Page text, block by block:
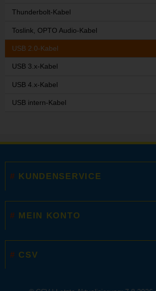
Thunderbolt-Kabel
Toslink, OPTO Audio-Kabel
USB 2.0-Kabel
USB 3.x-Kabel
USB 4.x-Kabel
USB intern-Kabel
KUNDENSERVICE
MEIN KONTO
CSV